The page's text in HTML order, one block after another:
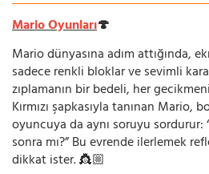
Mario Oyunları🍄
Mario dünyasına adım attığında,
sadece renkli bloklar ve sevimli
zıplamanın bir bedeli, her
Kırmızı şapkasıyla tanınan Mario,
oyuncuya da aynı soruyu sordurur:
sonra mı?” Bu evrende ilerlemek
dikkat ister. 👸🏼